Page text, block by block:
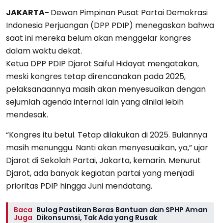
JAKARTA- Dewan Pimpinan Pusat Partai Demokrasi
Indonesia Perjuangan (DPP PDIP) menegaskan bahwa
saat ini mereka belum akan menggelar kongres
dalam waktu dekat.
Ketua DPP PDIP Djarot Saiful Hidayat mengatakan,
meski kongres tetap direncanakan pada 2025,
pelaksanaannya masih akan menyesuaikan dengan
sejumlah agenda internal lain yang dinilai lebih
mendesak.
“Kongres itu betul. Tetap dilakukan di 2025. Bulannya
masih menunggu. Nanti akan menyesuaikan, ya,” ujar
Djarot di Sekolah Partai, Jakarta, kemarin. Menurut
Djarot, ada banyak kegiatan partai yang menjadi
prioritas PDIP hingga Juni mendatang.
Baca
Juga
Bulog Pastikan Beras Bantuan dan SPHP Aman
Dikonsumsi, Tak Ada yang Rusak